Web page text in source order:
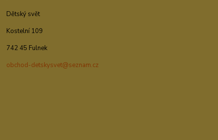
Dětský svět
Kostelní 109
742 45 Fulnek
obchod-detskysvet@seznam.cz